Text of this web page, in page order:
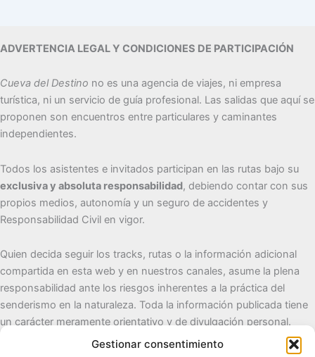
Gestionar consentimiento
ADVERTENCIA LEGAL Y CONDICIONES DE PARTICIPACIÓN
Cueva del Destino no es una agencia de viajes, ni empresa
turística, ni un servicio de guía profesional. Las salidas que aquí se
proponen son encuentros entre particulares y caminantes
independientes.
Todos los asistentes e invitados participan en las rutas bajo su
exclusiva y absoluta responsabilidad, debiendo contar con sus
propios medios, autonomía y un seguro de accidentes y
Responsabilidad Civil en vigor.
Quien decida seguir los tracks, rutas o la información adicional
compartida en esta web y en nuestros canales, asume la plena
responsabilidad ante los riesgos inherentes a la práctica del
senderismo en la naturaleza. Toda la información publicada tiene
un carácter meramente orientativo y de divulgación personal.